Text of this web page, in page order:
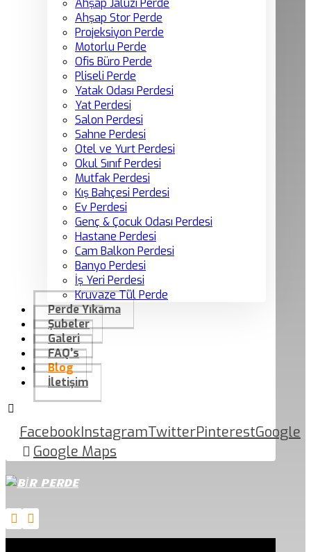
Ahşap Jaluzi Perde
Ahşap Stor Perde
Projeksiyon Perde
Motorlu Perde
Ofis Büro Perde
Pliseli Perde
Yatak Odası Perdesi
Yat Perdesi
Salon Perdesi
Sahne Perdesi
Otel ve Yurt Perdesi
Okul Sınıf Perdesi
Mutfak Perdesi
Kış Bahçesi Perdesi
Ev Perdesi
Genç & Çocuk Odası Perdesi
Hastane Perdesi
Cam Balkon Perdesi
Banyo Perdesi
İş Yeri Perdesi
Kruvaze Tül Perde
Perde Yıkama
Şubeler
Galeri
FAQ’s
Blog
İletişim
FacebookInstagramTwitterPinterestGoogle
Google Maps